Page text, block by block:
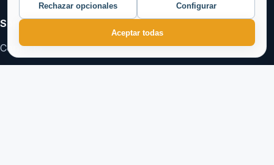
Soporte
Contacto
Crear cuenta
Rechazar opcionales Configurar
Aceptar todas